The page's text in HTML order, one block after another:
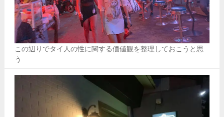
この辺りでタイ人の性に関する価値観を整理しておこうと思
う